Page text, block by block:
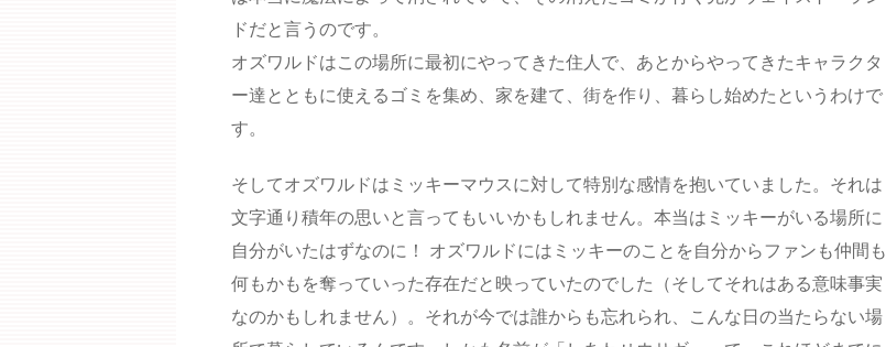
ドだと言うのです。
オズワルドはこの場所に最初にやってきた住人で、あとからやってきたキャラクタ
ー達とともに使えるゴミを集め、家を建て、街を作り、暮らし始めたというわけで
す。
そしてオズワルドはミッキーマウスに対して特別な感情を抱いていました。それは
文字通り積年の思いと言ってもいいかもしれません。本当はミッキーがいる場所に
自分がいたはずなのに！ オズワルドにはミッキーのことを自分からファンも仲間も
何もかもを奪っていった存在だと映っていたのでした（そしてそれはある意味事実
なのかもしれません）。それが今では誰からも忘れられ、こんな日の当たらない場